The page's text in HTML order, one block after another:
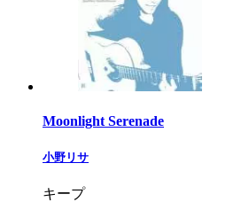
Moonlight Serenade
小野リサ
キープ